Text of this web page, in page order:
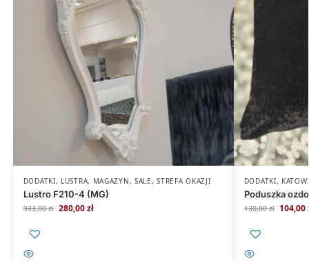
DODATKI, LUSTRA, MAGAZYN, SALE,STREFA OKAZJI
Lustro F210-4 (MG)
933,00zł 280,00zł
DODATKI,
Poduszka
130,00zł 104,00